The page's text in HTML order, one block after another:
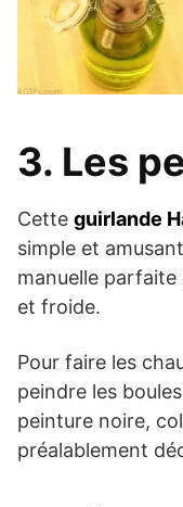
3. Les
Cette guirlande
simple et
manuelle parfaite
et froide.
Pour faire les
peindre les
peinture noire,
préalablement